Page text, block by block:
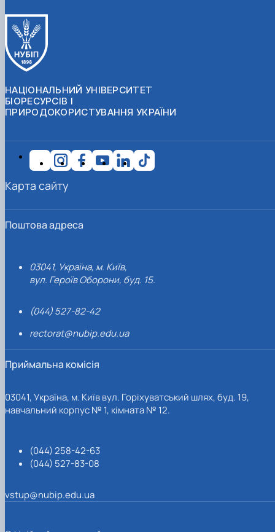
НАЦІОНАЛЬНИЙ УНІВЕРСИТЕТ
БІОРЕСУРСІВ І
ПРИРОДОКОРИСТУВАННЯ УКРАЇНИ
Поштова адреса
03041, Україна, м. Київ,
вул. Героїв Оборони, буд. 15.
(044) 527-82-42
rectorat@nubip.edu.ua
Приймальна комісія
03041, Україна, м. Київ вул. Горіхуватський шлях, буд. 19,
навчальний корпус № 1, кімната № 12.
(044) 258-42-63
(044) 527-83-08
vstup@nubip.edu.ua
Карта сайту